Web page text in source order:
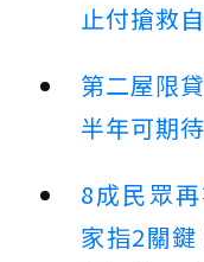
止付搶救
第二屋限
半年可期待
8成民眾
家指2關